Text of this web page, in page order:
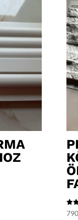
5.00
790